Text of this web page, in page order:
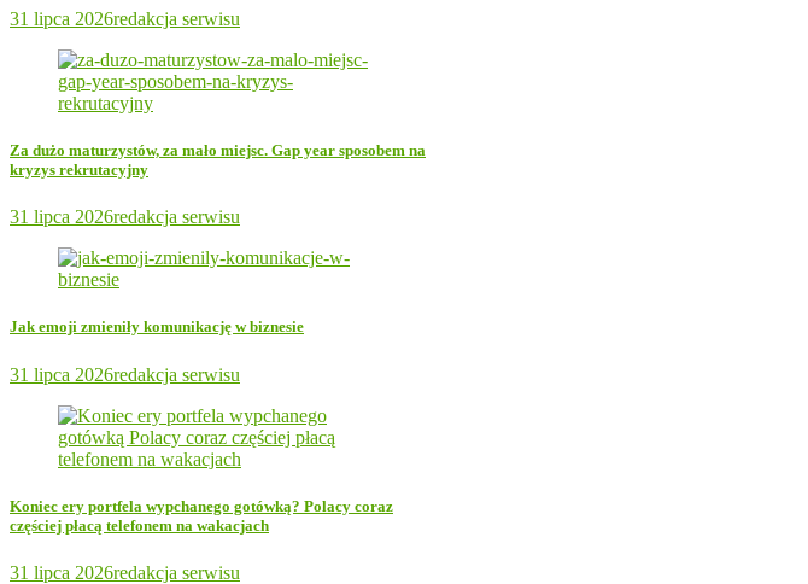
31 lipca 2026redakcja serwisu
Za dużo maturzystów, za mało miejsc. Gap year sposobem na
kryzys rekrutacyjny
31 lipca 2026redakcja serwisu
Jak emoji zmieniły komunikację w biznesie
31 lipca 2026redakcja serwisu
Koniec ery portfela wypchanego gotówką? Polacy coraz
częściej płacą telefonem na wakacjach
31 lipca 2026redakcja serwisu